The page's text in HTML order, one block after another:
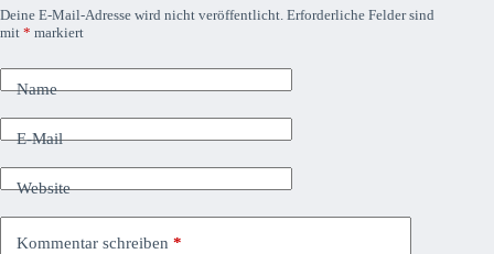
Deine E-Mail-Adresse wird nicht veröffentlicht. Erforderliche Felder sind
mit * markiert
Name
E-Mail
Website
Kommentar schreiben *